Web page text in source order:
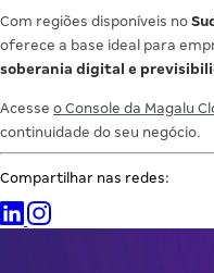
Com regiões disponíveis no
oferece a base ideal para
soberania digital e
Acesse o Console da Magalu
continuidade do seu negócio.
Compartilhar nas redes: